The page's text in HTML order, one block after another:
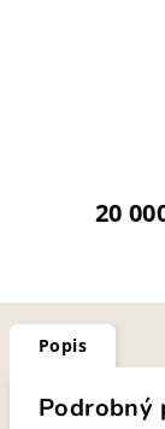
20
Popis
Podrobný